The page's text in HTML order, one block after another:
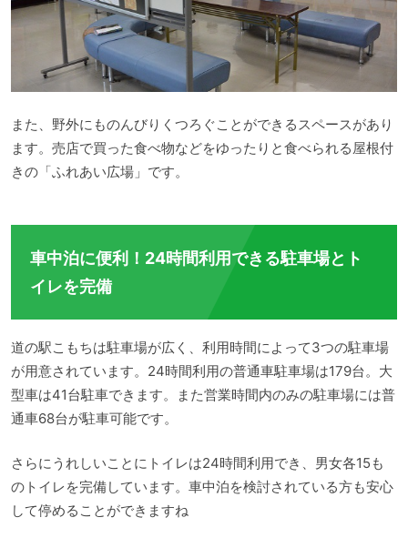
また、野外にものんびりくつろぐことができるスペースがあり
ます。売店で買った食べ物などをゆったりと食べられる屋根付
きの「ふれあい広場」です。
車中泊に便利！24時間利用できる駐車場とト
イレを完備
道の駅こもちは駐車場が広く、利用時間によって3つの駐車場
が用意されています。24時間利用の普通車駐車場は179台。大
型車は41台駐車できます。また営業時間内のみの駐車場には普
通車68台が駐車可能です。
さらにうれしいことにトイレは24時間利用でき、男女各15も
のトイレを完備しています。車中泊を検討されている方も安心
して停めることができますね